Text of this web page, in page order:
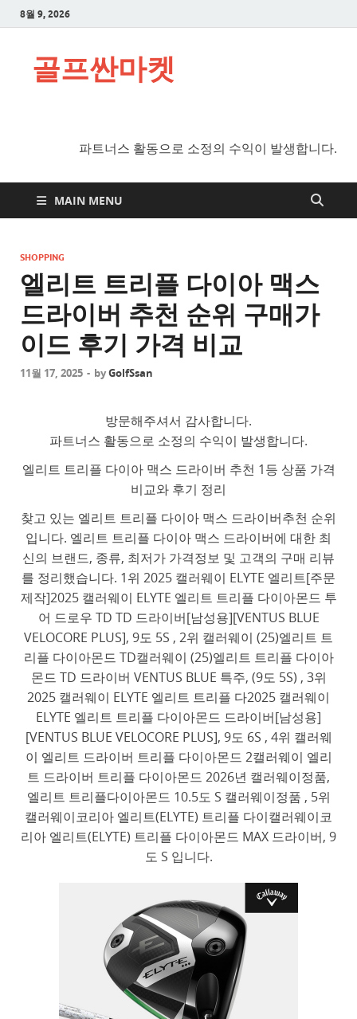
8월 9, 2026
골프싼마켓
파트너스 활동으로 소정의 수익이 발생합니다.
MAIN MENU
SHOPPING
엘리트 트리플 다이아 맥스
드라이버 추천 순위 구매가
이드 후기 가격 비교
11월 17, 2025 - byGolfSsan
방문해주셔서 감사합니다.
파트너스 활동으로 소정의 수익이 발생합니다.
엘리트 트리플 다이아 맥스 드라이버 추천 1등 상품 가격
비교와 후기 정리
찾고 있는 엘리트 트리플 다이아 맥스 드라이버추천 순위
입니다. 엘리트 트리플 다이아 맥스 드라이버에 대한 최
신의 브랜드, 종류, 최저가 가격정보 및 고객의 구매 리뷰
를 정리했습니다. 1위 2025 캘러웨이 ELYTE 엘리트[주문
제작]2025 캘러웨이 ELYTE 엘리트 트리플 다이아몬드 투
어 드로우 TD TD 드라이버[남성용][VENTUS BLUE
VELOCORE PLUS], 9도 5S , 2위 캘러웨이 (25)엘리트 트
리플 다이아몬드 TD캘러웨이 (25)엘리트 트리플 다이아
몬드 TD 드라이버 VENTUS BLUE 특주, (9도 5S) , 3위
2025 캘러웨이 ELYTE 엘리트 트리플 다2025 캘러웨이
ELYTE 엘리트 트리플 다이아몬드 드라이버[남성용]
[VENTUS BLUE VELOCORE PLUS], 9도 6S , 4위 캘러웨
이 엘리트 드라이버 트리플 다이아몬드 2캘러웨이 엘리
트 드라이버 트리플 다이아몬드 2026년 캘러웨이정품,
엘리트 트리플다이아몬드 10.5도 S 캘러웨이정품 , 5위
캘러웨이코리아 엘리트(ELYTE) 트리플 다이캘러웨이코
리아 엘리트(ELYTE) 트리플 다이아몬드 MAX 드라이버, 9
도 S 입니다.